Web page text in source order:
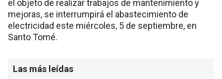
el objeto de realizar trabajos de mantenimiento y
mejoras, se interrumpirá el abastecimiento de
electricidad este miércoles, 5 de septiembre, en
Santo Tomé.
Las más leídas